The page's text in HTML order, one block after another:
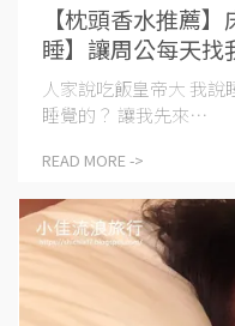
【枕頭香水推薦
睡】讓周公每天找
人家說吃飯皇帝大 我
睡覺的？ 讓我先來⋯
READ MORE ->